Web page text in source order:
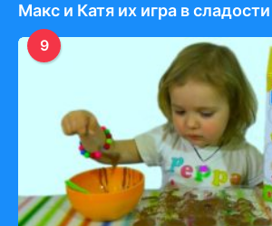
Макс и Катя их игра в сладости
9